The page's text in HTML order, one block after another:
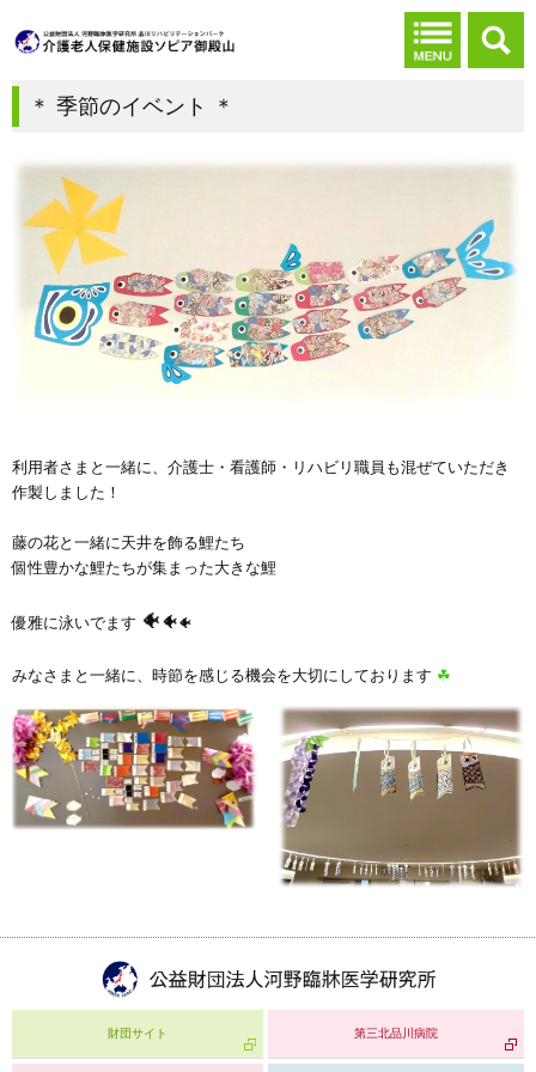
＊ 季節のイベント ＊
利用者さまと一緒に、介護士・看護師・リハビリ職員も混ぜていただき
作製しました！
藤の花と一緒に天井を飾る鯉たち
個性豊かな鯉たちが集まった大きな鯉
優雅に泳いでます 🐠🐠🐠
みなさまと一緒に、時節を感じる機会を大切にしております ☘
財団サイト 第三北品川病院